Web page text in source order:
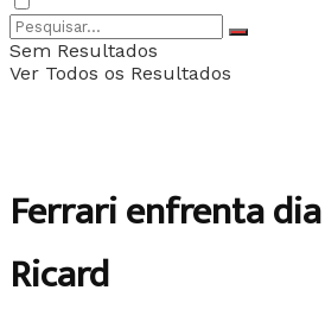
Sem Resultados
Ver Todos os Resultados
Ferrari enfrenta
Ricard